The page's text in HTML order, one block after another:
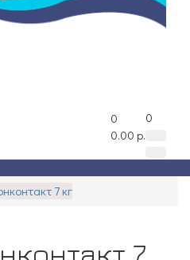
0
0
0.00 р.
7 кг
7